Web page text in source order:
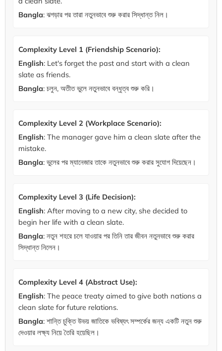
Bangla: ঝগড়ার পর তারা নতুনভাবে শুরু করার সিদ্ধান্ত নিল।
Complexity Level 1 (Friendship Scenario):
English: Let's forget the past and start with a clean
slate as friends.
Bangla: চলুন, অতীত ভুলে নতুনভাবে বন্ধুত্ব শুরু করি।
Complexity Level 2 (Workplace Scenario):
English: The manager gave him a clean slate after the
mistake.
Bangla: ভুলের পর ম্যানেজার তাকে নতুনভাবে শুরু করার সুযোগ দিয়েছেন।
Complexity Level 3 (Life Decision):
English: After moving to a new city, she decided to
begin her life with a clean slate.
Bangla: নতুন শহরে চলে যাওয়ার পর তিনি তার জীবন নতুনভাবে শুরু করার
সিদ্ধান্ত নিলেন।
Complexity Level 4 (Abstract Use):
English: The peace treaty aimed to give both nations a
clean slate for future relations.
Bangla: শান্তি চুক্তি উভয় জাতিকে ভবিষ্যৎ সম্পর্কের জন্য একটি নতুন শুরু
দেওয়ার লক্ষ্য নিয়ে তৈরি হয়েছিল।